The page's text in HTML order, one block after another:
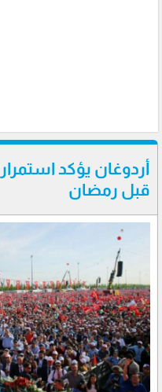
أردوغان يؤكد
قبل رمضان